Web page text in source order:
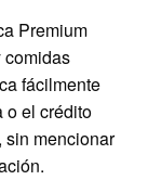
Premium
comidas
fácilmente
o el crédito
sin mencionar